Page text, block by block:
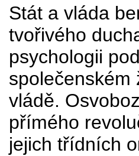
Stát a vláda
tvořivého
psychologii
společenském
vládě.
přímého
jejich třídních